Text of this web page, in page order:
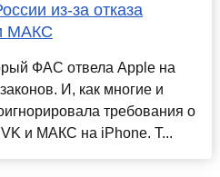
из-за отказа
МАКС
ФАС отвела Apple на
И, как многие и
требования о
VK и МАКС на iPhone. Т...